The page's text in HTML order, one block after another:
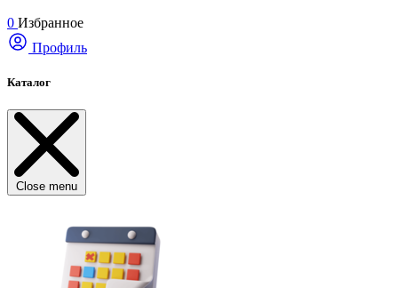
0 Избранное
Профиль
Каталог
Close menu